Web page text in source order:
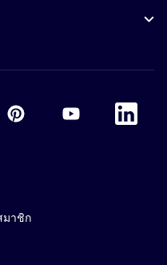
Accor PinterestAccor Youtube
Accor
มาชิก